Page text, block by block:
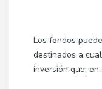
Los fondos
destinados a
inversión que, en